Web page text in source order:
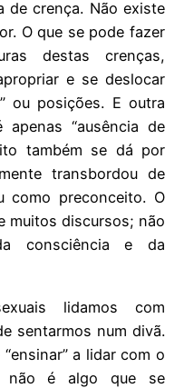
de crença. Não existe
O que se pode fazer
destas crenças,
e se deslocar
ou posições. E outra
“ausência de
também se dá por
transbordou de
como preconceito. O
muitos discursos; não
consciência e da
lidamos com
sentarmos num divã.
a lidar com o
não é algo que se